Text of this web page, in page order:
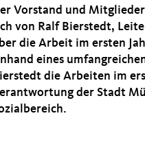
Vorstand und
von Ralf Bierstedt,
die Arbeit im ersten
eines
die Arbeiten im
der Stadt